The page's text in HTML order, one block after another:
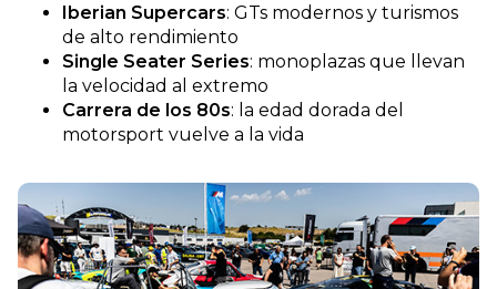
Iberian Supercars: GTs modernos y turismos
de alto rendimiento
Single Seater Series: monoplazas que llevan
la velocidad al extremo
Carrera de los 80s: la edad dorada del
motorsport vuelve a la vida